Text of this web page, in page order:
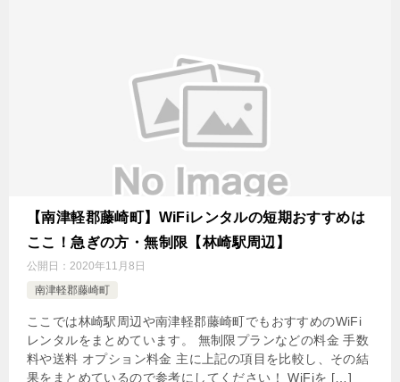
【南津軽郡藤崎町】WiFiレンタルの短期おすすめは
ここ！急ぎの方・無制限【林崎駅周辺】
公開日： 2020年11月8日
南津軽郡藤崎町
ここでは林崎駅周辺や南津軽郡藤崎町でもおすすめのWiFi
レンタルをまとめています。 無制限プランなどの料金 手数
料や送料 オプション料金 主に上記の項目を比較し、その結
果をまとめているので参考にしてください！ WiFiを […]